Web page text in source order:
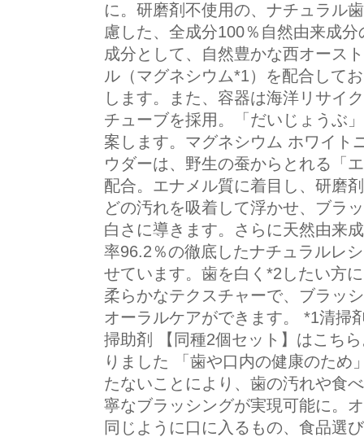
に。研磨剤不使用の、ナチュラル
慮した、全成分100％自然由来成
成分として、自然豊かな西オース
ル（マグネシウム*1）を配合して
します。また、容器は海洋リサイ
チューブを採用。「だいじょうぶ
案します。マグネシウム ホワイト
ウダーは、野生の蚕からとれる「
配合。エナメル質に着目し、研磨
どの汚れを吸着して浮かせ、ブラ
白さに導きます。さらに天然由来
率96.2％の徹底したナチュラルレ
せています。歯を白く*2したい方
柔らかなテクスチャーで、ブラッ
オーラルケアができます。 *1清掃
掃助剤 【同種2個セット】はこち
りました 「歯や口内の健康のため
たないことにより、歯の汚れや食
寧なブラッシングが実現可能に。
同じように口に入るもの、食品選